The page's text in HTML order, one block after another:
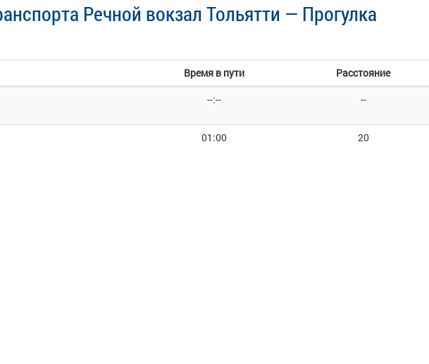
Речной вокзал Тольятти — Прогулка
Время в пути
Расстояние
--:-- --
01:00 20